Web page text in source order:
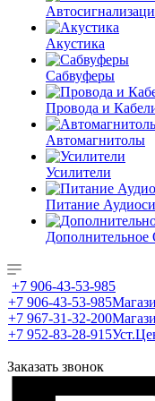
Акустика
Сабвуферы
Провода и
Автомагнитолы
Усилители
Питание
Дополнительное
+7 906-43-53-985
+7 906-43-53-985
+7 967-31-32-200
+7 952-83-28-915
Заказать звонок